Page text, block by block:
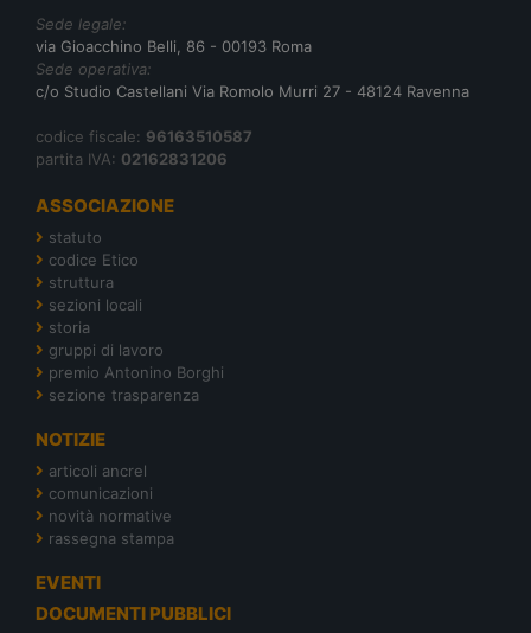
Sede legale:
via Gioacchino Belli, 86 - 00193 Roma
Sede operativa:
c/o Studio Castellani Via Romolo Murri 27 - 48124 Ravenna
codice fiscale: 96163510587
partita IVA: 02162831206
ASSOCIAZIONE
statuto
codice Etico
struttura
sezioni locali
storia
gruppi di lavoro
premio Antonino Borghi
sezione trasparenza
NOTIZIE
articoli ancrel
comunicazioni
novità normative
rassegna stampa
EVENTI
DOCUMENTI PUBBLICI